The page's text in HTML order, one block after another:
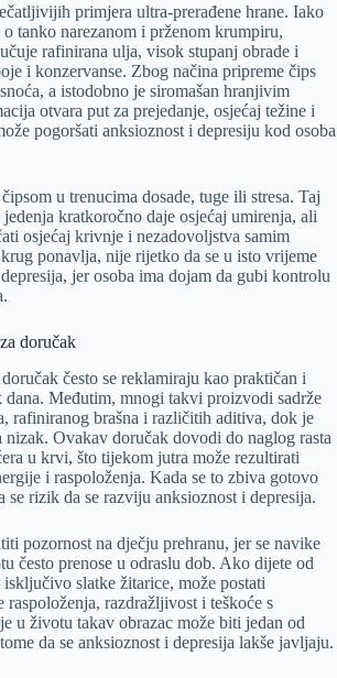
primjera ultra-prerađene hrane. Iako
tanko narezanom i prženom krumpiru,
rafinirana ulja, visok stupanj obrade i
i konzervanse. Zbog načina pripreme čips
a istodobno je siromašan hranjivim
otvara put za prejedanje, osjećaj težine i
pogoršati anksioznost i depresiju kod osoba
u trenucima dosade, tuge ili stresa. Taj
kratkoročno daje osjećaj umirenja, ali
osjećaj krivnje i nezadovoljstva samim
ponavlja, nije rijetko da se u isto vrijeme
jer osoba ima dojam da gubi kontrolu
doručak
često se reklamiraju kao praktičan i
dana. Međutim, mnogi takvi proizvodi sadrže
rafiniranog brašna i različitih aditiva, dok je
Ovakav doručak dovodi do naglog rasta
u krvi, što tijekom jutra može rezultirati
i raspoloženja. Kada se to zbiva gotovo
se rizik da se razviju anksioznost i depresija.
pozornost na dječju prehranu, jer se navike
često prenose u odraslu dob. Ako dijete od
slatke žitarice, može postati
razdražljivost i teškoće s
u životu takav obrazac može biti jedan od
da se anksioznost i depresija lakše javljaju.